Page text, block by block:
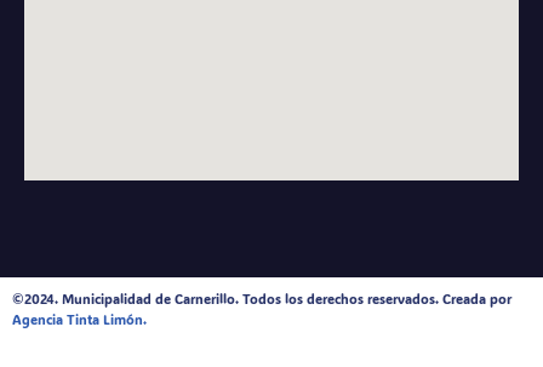
©2024. Municipalidad de Carnerillo. Todos los derechos reservados. Creada por
Agencia Tinta Limón.